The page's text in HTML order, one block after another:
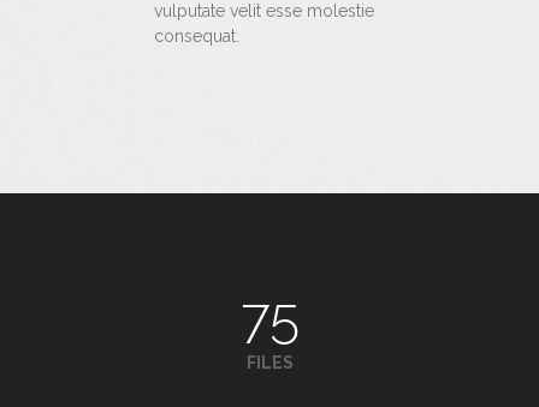
vulputate velit esse molestie
consequat.
75
FILES